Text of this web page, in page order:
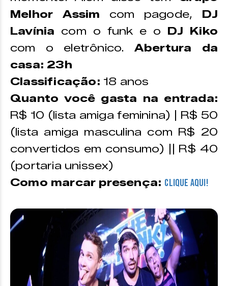
Melhor Assim com pagode, DJ
Lavínia com o funk e o DJ Kiko
com o eletrônico. Abertura da
casa: 23h
Classificação: 18 anos
Quanto você gasta na entrada:
R$ 10 (lista amiga feminina) | R$ 50
(lista amiga masculina com R$ 20
convertidos em consumo) || R$ 40
(portaria unissex)
Como marcar presença: CLIQUE AQUI!